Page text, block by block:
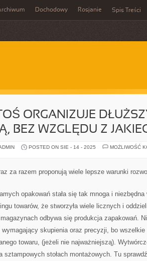
Dochodowy Rosjanie Spis Treści
ORGANIZUJE
BEZ WZGLĘDU Z
POSTED ON SIE - 14 - 2025
MOŻLIWOŚĆ
za razem proponują wiele lepsze warunki
opakowań stała się tak mnoga i
towarów, że stworzyła wiele licznych i
odbywa się produkcja zapakowań.
wymagający skupienia oraz precyzji, bo
towaru, (jeżeli nie najważniejszą).
sztampowych stołach montażowych. Tu